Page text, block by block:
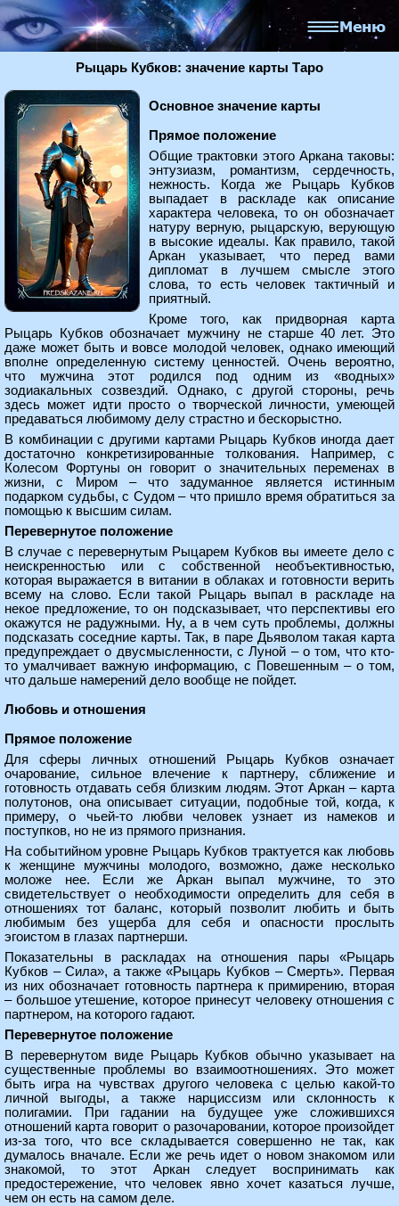
Рыцарь Кубков: значение карты Таро
Основное значение карты
Прямое положение
Общие трактовки этого Аркана таковы:
энтузиазм, романтизм, сердечность,
нежность. Когда же Рыцарь Кубков
выпадает в раскладе как описание
характера человека, то он обозначает
натуру верную, рыцарскую, верующую
в высокие идеалы. Как правило, такой
Аркан указывает, что перед вами
дипломат в лучшем смысле этого
слова, то есть человек тактичный и
приятный.
Кроме того, как придворная карта
Рыцарь Кубков обозначает мужчину не старше 40 лет. Это
даже может быть и вовсе молодой человек, однако имеющий
вполне определенную систему ценностей. Очень вероятно,
что мужчина этот родился под одним из «водных»
зодиакальных созвездий. Однако, с другой стороны, речь
здесь может идти просто о творческой личности, умеющей
предаваться любимому делу страстно и бескорыстно.
В комбинации с другими картами Рыцарь Кубков иногда дает
достаточно конкретизированные толкования. Например, с
Колесом Фортуны он говорит о значительных переменах в
жизни, с Миром – что задуманное является истинным
подарком судьбы, с Судом – что пришло время обратиться за
помощью к высшим силам.
Перевернутое положение
В случае с перевернутым Рыцарем Кубков вы имеете дело с
неискренностью или с собственной необъективностью,
которая выражается в витании в облаках и готовности верить
всему на слово. Если такой Рыцарь выпал в раскладе на
некое предложение, то он подсказывает, что перспективы его
окажутся не радужными. Ну, а в чем суть проблемы, должны
подсказать соседние карты. Так, в паре Дьяволом такая карта
предупреждает о двусмысленности, с Луной – о том, что кто-
то умалчивает важную информацию, с Повешенным – о том,
что дальше намерений дело вообще не пойдет.
Любовь и отношения
Прямое положение
Для сферы личных отношений Рыцарь Кубков означает
очарование, сильное влечение к партнеру, сближение и
готовность отдавать себя близким людям. Этот Аркан – карта
полутонов, она описывает ситуации, подобные той, когда, к
примеру, о чьей-то любви человек узнает из намеков и
поступков, но не из прямого признания.
На событийном уровне Рыцарь Кубков трактуется как любовь
к женщине мужчины молодого, возможно, даже несколько
моложе нее. Если же Аркан выпал мужчине, то это
свидетельствует о необходимости определить для себя в
отношениях тот баланс, который позволит любить и быть
любимым без ущерба для себя и опасности прослыть
эгоистом в глазах партнерши.
Показательны в раскладах на отношения пары «Рыцарь
Кубков – Сила», а также «Рыцарь Кубков – Смерть». Первая
из них обозначает готовность партнера к примирению, вторая
– большое утешение, которое принесут человеку отношения с
партнером, на которого гадают.
Перевернутое положение
В перевернутом виде Рыцарь Кубков обычно указывает на
существенные проблемы во взаимоотношениях. Это может
быть игра на чувствах другого человека с целью какой-то
личной выгоды, а также нарциссизм или склонность к
полигамии. При гадании на будущее уже сложившихся
отношений карта говорит о разочаровании, которое произойдет
из-за того, что все складывается совершенно не так, как
думалось вначале. Если же речь идет о новом знакомом или
знакомой, то этот Аркан следует воспринимать как
предостережение, что человек явно хочет казаться лучше,
чем он есть на самом деле.